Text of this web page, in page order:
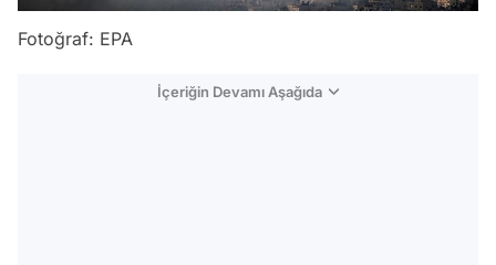
Fotoğraf: EPA
İçeriğin Devamı Aşağıda